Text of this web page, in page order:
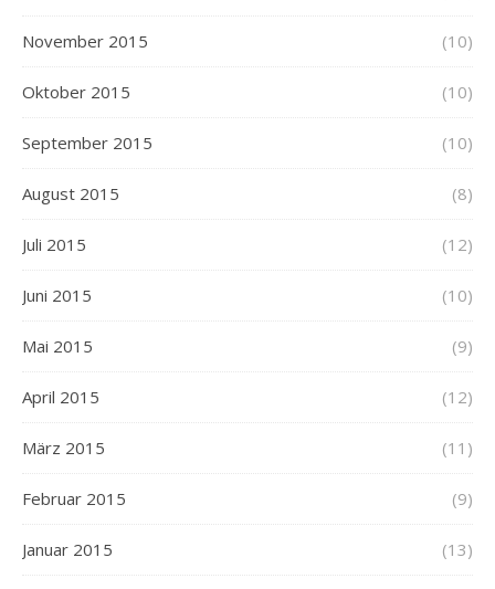
November 2015 (10)
Oktober 2015 (10)
September 2015 (10)
August 2015 (8)
Juli 2015 (12)
Juni 2015 (10)
Mai 2015 (9)
April 2015 (12)
März 2015 (11)
Februar 2015 (9)
Januar 2015 (13)